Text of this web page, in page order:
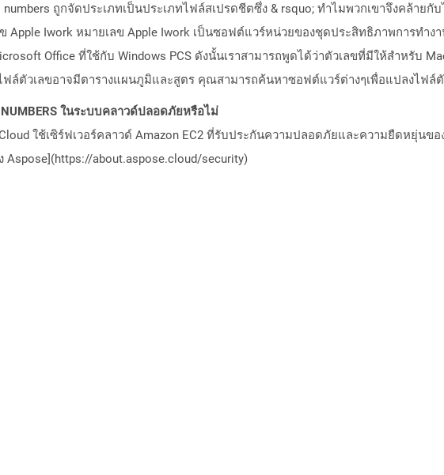
ถูกจัดประเภทเป็นประเภทไฟล์สเปรดชีตซึ่ง & rsquo; ทำไมพวกเขาจึงคล้าย
Apple Iwork หมายเลข Apple Iwork เป็นซอฟต์แวร์หน่วยของชุดประสิทธิภาพการทำง
Office ที่ใช้กับ Windows PCS ดังนั้นเราสามารถพูดได้ว่าตัวเลขที่มีให้สำหรับ
ฟล์ตัวเลขอาจมีตารางแผนภูมิและสูตร คุณสามารถค้นหาซอฟต์แวร์ต่างๆเพื่อแปลงไฟล์ตั
ในระบบคลาวด์ปลอดภัยหรือไม่
ใช้เซิร์ฟเวอร์คลาวด์ Amazon EC2 ที่รับประกันความปลอดภัยและความยืดหยุ่นข
about.aspose.cloud/security)